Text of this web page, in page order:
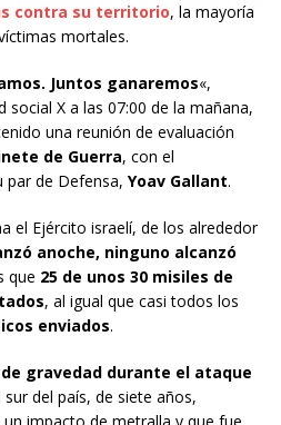
contra su territorio, la mayoría
mortales.
Juntos ganaremos«,
social X a las 07:00 de la mañana,
una reunión de evaluación
de Guerra, con el
par de Defensa, Yoav Gallant.
el Ejército israelí, de los alrededor
anoche, ninguno alcanzó
que 25 de unos 30 misiles de
, al igual que casi todos los
enviados.
gravedad durante el ataque
sur del país, de siete años,